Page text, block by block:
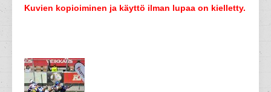
Kuvien kopioiminen ja käyttö ilman lupaa on kielletty.